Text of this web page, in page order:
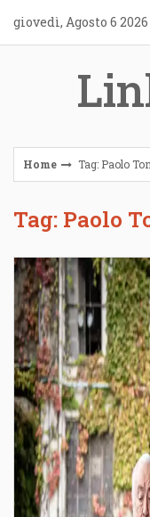
content
giovedì, Agosto 6 2026
Home Tag: Paolo
Tag: Paolo